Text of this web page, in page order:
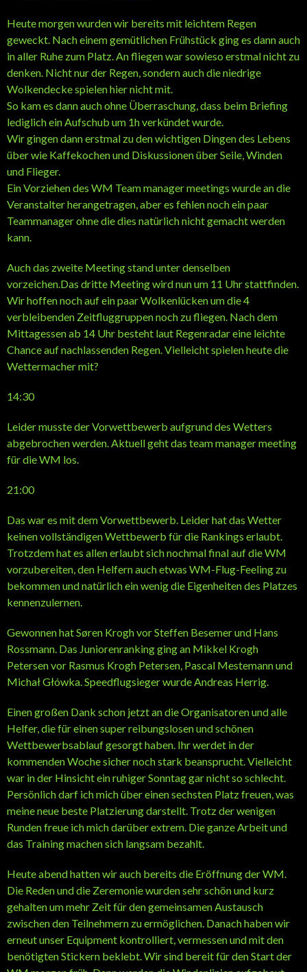
Heute morgen wurden wir bereits mit leichtem Regen
geweckt. Nach einem gemütlichen Frühstück ging es dann auch
in aller Ruhe zum Platz. An fliegen war sowieso erstmal nicht zu
denken. Nicht nur der Regen, sondern auch die niedrige
Wolkendecke spielen hier nicht mit.
So kam es dann auch ohne Überraschung, dass beim Briefing
lediglich ein Aufschub um 1h verkündet wurde.
Wir gingen dann erstmal zu den wichtigen Dingen des Lebens
über wie Kaffekochen und Diskussionen über Seile, Winden
und Flieger.
Ein Vorziehen des WM Team manager meetings wurde an die
Veranstalter herangetragen, aber es fehlen noch ein paar
Teammanager ohne die dies natürlich nicht gemacht werden
kann.
Auch das zweite Meeting stand unter denselben
vorzeichen.Das dritte Meeting wird nun um 11 Uhr stattfinden.
Wir hoffen noch auf ein paar Wolkenlücken um die 4
verbleibenden Zeitfluggruppen noch zu fliegen. Nach dem
Mittagessen ab 14 Uhr besteht laut Regenradar eine leichte
Chance auf nachlassenden Regen. Vielleicht spielen heute die
Wettermacher mit?
14:30
Leider musste der Vorwettbewerb aufgrund des Wetters
abgebrochen werden. Aktuell geht das team manager meeting
für die WM los.
21:00
Das war es mit dem Vorwettbewerb. Leider hat das Wetter
keinen vollständigen Wettbewerb für die Rankings erlaubt.
Trotzdem hat es allen erlaubt sich nochmal final auf die WM
vorzubereiten, den Helfern auch etwas WM-Flug-Feeling zu
bekommen und natürlich ein wenig die Eigenheiten des Platzes
kennenzulernen.
Gewonnen hat Søren Krogh vor Steffen Besemer und Hans
Rossmann. Das Juniorenranking ging an Mikkel Krogh
Petersen vor Rasmus Krogh Petersen, Pascal Mestemann und
Michał Główka. Speedflugsieger wurde Andreas Herrig.
Einen großen Dank schon jetzt an die Organisatoren und alle
Helfer, die für einen super reibungslosen und schönen
Wettbewerbsablauf gesorgt haben. Ihr werdet in der
kommenden Woche sicher noch stark beansprucht. Vielleicht
war in der Hinsicht ein ruhiger Sonntag gar nicht so schlecht.
Persönlich darf ich mich über einen sechsten Platz freuen, was
meine neue beste Platzierung darstellt. Trotz der wenigen
Runden freue ich mich darüber extrem. Die ganze Arbeit und
das Training machen sich langsam bezahlt.
Heute abend hatten wir auch bereits die Eröffnung der WM.
Die Reden und die Zeremonie wurden sehr schön und kurz
gehalten um mehr Zeit für den gemeinsamen Austausch
zwischen den Teilnehmern zu ermöglichen. Danach haben wir
erneut unser Equipment kontrolliert, vermessen und mit den
benötigten Stickern beklebt. Wir sind bereit für den Start der